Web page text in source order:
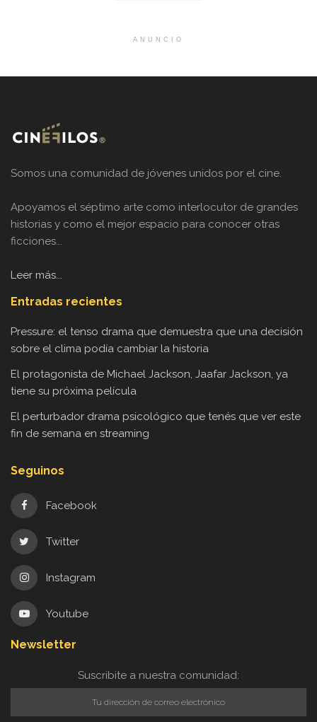
ANUNCIO
Somos una comunidad de jóvenes unidos por el cine.
Apoyamos el séptimo arte como interlocutor de grandes
historias y como el mejor espacio para conocer otras
ficciones...
Leer más...
Entradas recientes
Pressure: el tenso drama que demuestra que una decisión
sobre el clima podía cambiar la historia
El protagonista de Michael Jackson, Jaafar Jackson, ya
tiene su próxima película
El perturbador drama psicológico que tenés que ver este
fin de semana en streaming
Seguinos
Facebook
Twitter
Instagram
Youtube
Newsletter
Suscribite a nuestra comunidad: